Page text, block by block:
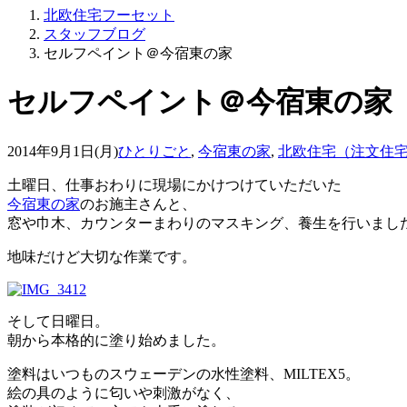
北欧住宅フーセット
スタッフブログ
セルフペイント＠今宿東の家
セルフペイント＠今宿東の家
2014年9月1日(月)ひとりごと , 今宿東の家, 北欧住宅（注文住宅
土曜日、仕事おわりに現場にかけつけていただいた
今宿東の家のお施主さんと、
窓や巾木、カウンターまわりのマスキング、養生を行いまし
地味だけど大切な作業です。
そして日曜日。
朝から本格的に塗り始めました。
塗料はいつものスウェーデンの水性塗料、MILTEX5。
絵の具のように匂いや刺激がなく、